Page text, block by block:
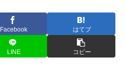
Facebook はてブ
LINE コピー